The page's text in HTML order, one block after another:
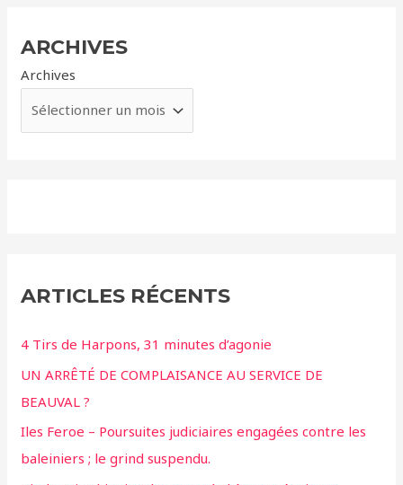
ARCHIVES
Archives
ARTICLES RÉCENTS
4 Tirs de Harpons, 31 minutes d’agonie
UN ARRÊTÉ DE COMPLAISANCE AU SERVICE DE
BEAUVAL ?
Iles Feroe – Poursuites judiciaires engagées contre les
baleiniers ; le grind suspendu.